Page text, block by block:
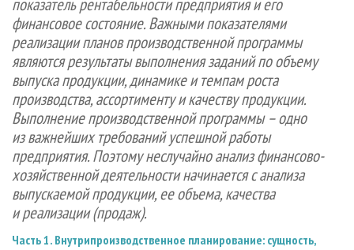
ЦБП
ИНСТРУМЕНТ И МАТЕРИАЛЫ
RUSSIAN FORESTRY REVIEW
ГАЗЕТА ЛЕСПРОМФОРУМ
БИБЛИОТЕКА СПЕЦИАЛИСТА
финансовое состояние. Важными показателями
реализации планов производственной программы
являются результаты выполнения заданий по объему
выпуска продукции, динамике и темпам роста
производства, ассортименту и качеству продукции.
Выполнение производственной программы – одно
из важнейших требований успешной работы
предприятия. Поэтому неслучайно анализ финансово-
хозяйственной деятельности начинается с анализа
выпускаемой продукции, ее объема, качества
и реализации (продаж).
Часть 1. Внутрипроизводственное планирование: сущность,